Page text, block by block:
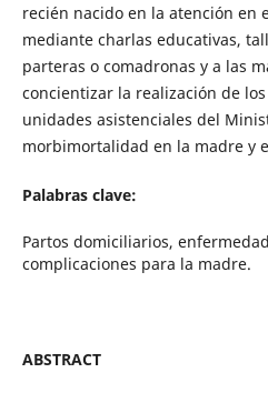
recién nacido en la atención en
mediante charlas educativas,
parteras o comadronas y a las
concientizar la realización de
unidades asistenciales del
morbimortalidad en la madre y
Palabras clave:
Partos domiciliarios,
complicaciones para la madre.
ABSTRACT